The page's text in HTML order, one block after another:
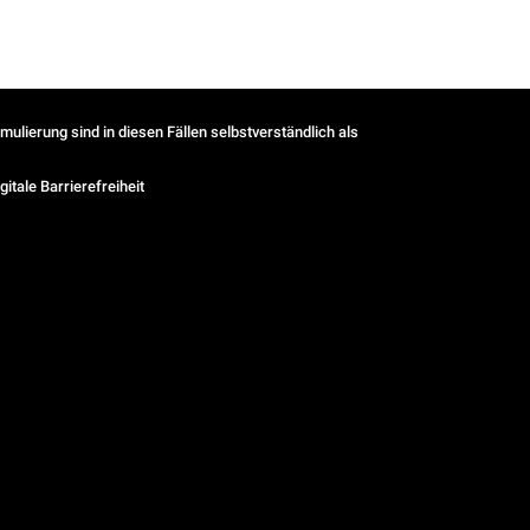
sind in diesen Fällen selbstverständlich als
Barrierefreiheit